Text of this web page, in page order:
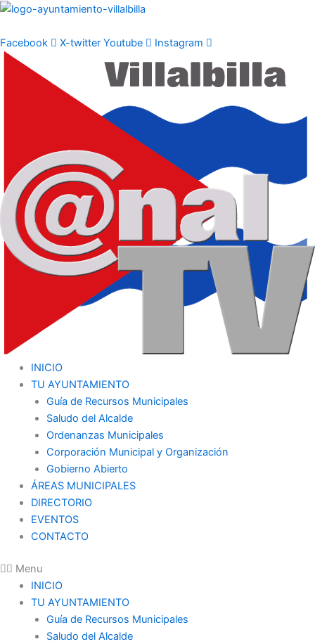
Ir
contenido
Facebook X-twitter Youtube Instagram
INICIO
TU AYUNTAMIENTO
Guía de Recursos Municipales
Saludo del Alcalde
Ordenanzas Municipales
Corporación Municipal y Organización
Gobierno Abierto
ÁREAS MUNICIPALES
DIRECTORIO
EVENTOS
CONTACTO
Menu
INICIO
TU AYUNTAMIENTO
Guía de Recursos Municipales
Saludo del Alcalde